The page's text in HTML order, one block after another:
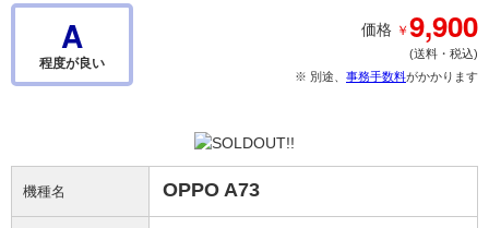
A
程度が良い
価格 ￥9,900
(送料・税込)
※ 別途、 事務手数料がかかります
機種名 OPPO A73